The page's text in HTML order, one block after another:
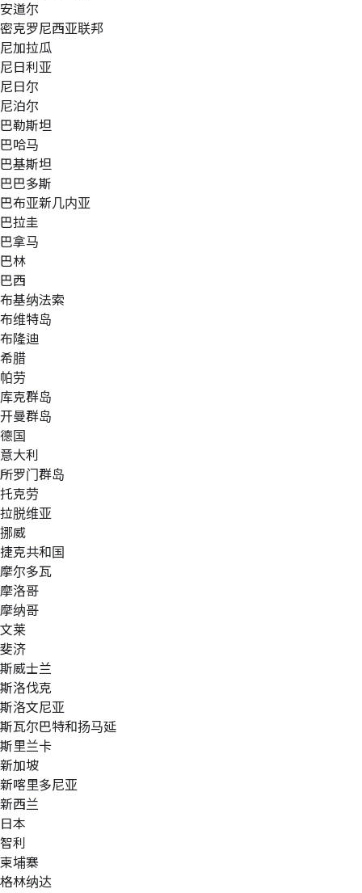
安道尔
密克罗尼西亚联邦
尼加拉瓜
尼日利亚
尼日尔
尼泊尔
巴勒斯坦
巴哈马
巴基斯坦
巴巴多斯
巴布亚新几内亚
巴拉圭
巴拿马
巴林
巴西
布基纳法索
布维特岛
布隆迪
希腊
帕劳
库克群岛
开曼群岛
德国
意大利
所罗门群岛
托克劳
拉脱维亚
挪威
捷克共和国
摩尔多瓦
摩洛哥
摩纳哥
文莱
斐济
斯威士兰
斯洛伐克
斯洛文尼亚
斯瓦尔巴特和扬马延
斯里兰卡
新加坡
新喀里多尼亚
新西兰
日本
智利
柬埔寨
格林纳达